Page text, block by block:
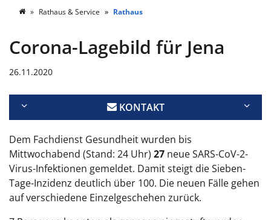
Rathaus & Service Rathaus
Corona-Lagebild für Jena
26.11.2020
KONTAKT
Dem Fachdienst Gesundheit wurden bis
Mittwochabend (Stand: 24 Uhr) 27 neue SARS-CoV-2-
Virus-Infektionen gemeldet. Damit steigt dieSieben-
Tage-Inzidenz deutlich über 100. Die neuen Fälle gehen
auf verschiedene Einzelgeschehen zurück.